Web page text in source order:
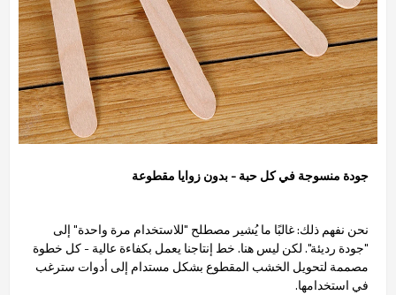
جودة منسوجة في كل حبة - بدون زوايا مقطوعة
نحن نفهم ذلك: غالبًا ما يُشير مصطلح "للاستخدام مرة واحدة" إلى
"جودة رديئة". لكن ليس هنا. خط إنتاجنا يعمل بكفاءة عالية - كل خطوة
مصممة لتحويل الخشب المقطوع بشكل مستدام إلى أدوات سترغب
في استخدامها.